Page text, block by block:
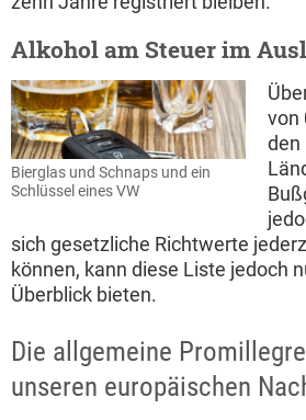
Alkohol am Steuer im
Bierglas und Schnaps und ein
Schlüssel eines VW
von
den
sich gesetzliche Richtwerte
können, kann diese Liste jedoch
Überblick bieten.
Die allgemeine
unseren europäischen